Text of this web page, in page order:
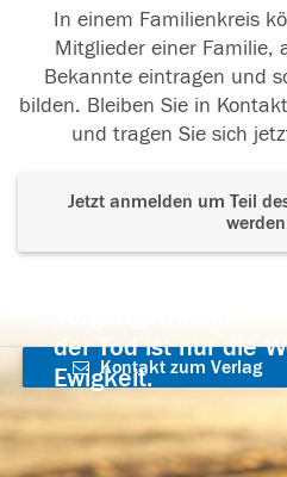
In einem Familienkreis
Mitglieder einer Familie,
Bekannte eintragen und
bilden. Bleiben Sie in
und tragen Sie sich
Jetzt anmelden um Teil
der Tod ist nur die
Ewigkeit.
Kontakt zum Verlag
aufnehmen